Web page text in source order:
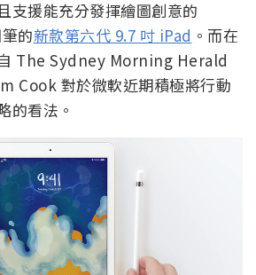
支援能充分發揮繪圖創意的
的新款第六代 9.7 吋 iPad 。而在
The Sydney Morning Herald
Cook 對於微軟近期積極將行動
的看法。